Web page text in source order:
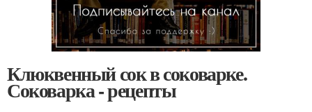
Клюквенный сок в соковарке.
Соковарка - рецепты